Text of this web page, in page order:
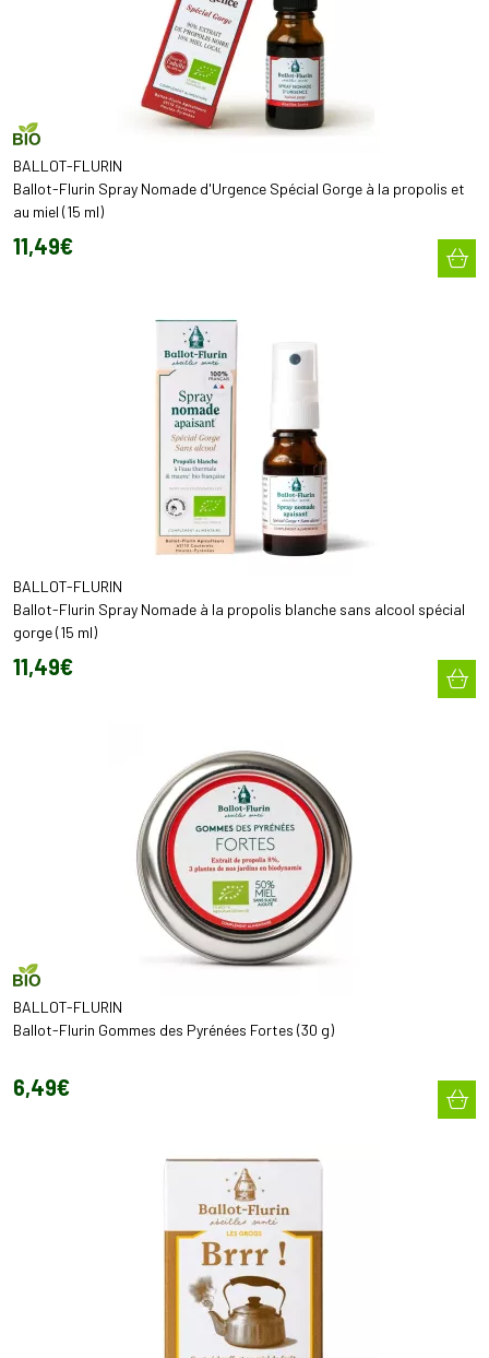
BALLOT-FLURIN
Ballot-Flurin Spray Nomade d'Urgence Spécial Gorge à la propolis et
au miel (15 ml)
11,49€
BALLOT-FLURIN
Ballot-Flurin Spray Nomade à la propolis blanche sans alcool spécial
gorge (15 ml)
11,49€
BALLOT-FLURIN
Ballot-Flurin Gommes des Pyrénées Fortes (30 g)
6,49€